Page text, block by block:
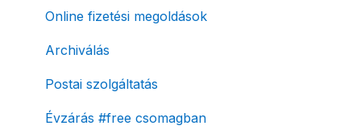
Online fizetési megoldások
Archiválás
Postai szolgáltatás
Évzárás #free csomagban